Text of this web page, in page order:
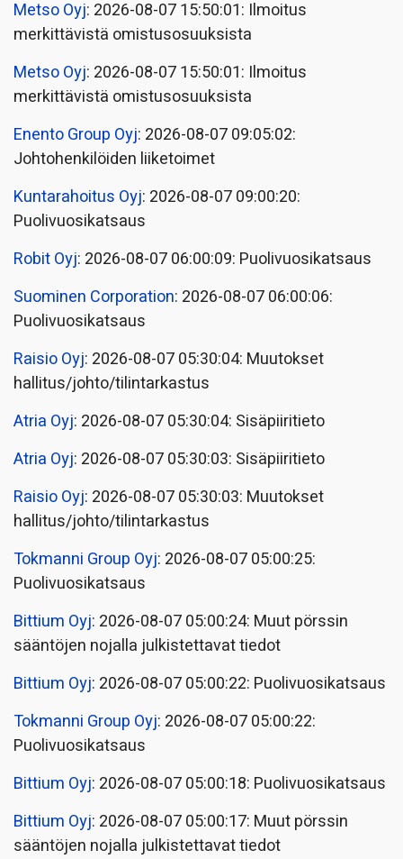
Metso Oyj: 2026-08-07 15:50:01: Ilmoitus
merkittävistä omistusosuuksista
Metso Oyj: 2026-08-07 15:50:01: Ilmoitus
merkittävistä omistusosuuksista
Enento Group Oyj: 2026-08-07 09:05:02:
Johtohenkilöiden liiketoimet
Kuntarahoitus Oyj: 2026-08-07 09:00:20:
Puolivuosikatsaus
Robit Oyj: 2026-08-07 06:00:09: Puolivuosikatsaus
Suominen Corporation: 2026-08-07 06:00:06:
Puolivuosikatsaus
Raisio Oyj: 2026-08-07 05:30:04: Muutokset
hallitus/johto/tilintarkastus
Atria Oyj: 2026-08-07 05:30:04: Sisäpiiritieto
Atria Oyj: 2026-08-07 05:30:03: Sisäpiiritieto
Raisio Oyj: 2026-08-07 05:30:03: Muutokset
hallitus/johto/tilintarkastus
Tokmanni Group Oyj: 2026-08-07 05:00:25:
Puolivuosikatsaus
Bittium Oyj: 2026-08-07 05:00:24: Muut pörssin
sääntöjen nojalla julkistettavat tiedot
Bittium Oyj: 2026-08-07 05:00:22: Puolivuosikatsaus
Tokmanni Group Oyj: 2026-08-07 05:00:22:
Puolivuosikatsaus
Bittium Oyj: 2026-08-07 05:00:18: Puolivuosikatsaus
Bittium Oyj: 2026-08-07 05:00:17: Muut pörssin
sääntöjen nojalla julkistettavat tiedot